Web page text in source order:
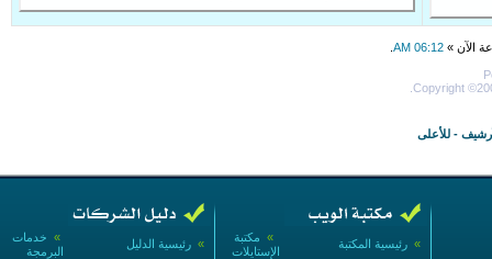
الآن » 06:12 AM
Copyright
- للأعلى
» خدمات
البرمجة
» رئيسية الدليل
» مكتبة
الإستايلات
» رئيسية المكتبة